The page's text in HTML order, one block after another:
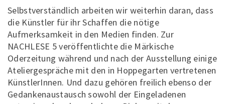
Selbstverständlich arbeiten wir weiterhin daran, dass
die Künstler für ihr Schaffen die nötige
Aufmerksamkeit in den Medien finden. Zur
NACHLESE 5 veröffentlichte die Märkische
Oderzeitung während und nach der Ausstellung einige
Ateliergespräche mit den in Hoppegarten vertretenen
KünstlerInnen. Und dazu gehören freilich ebenso der
Gedankenaustausch sowohl der Eingeladenen